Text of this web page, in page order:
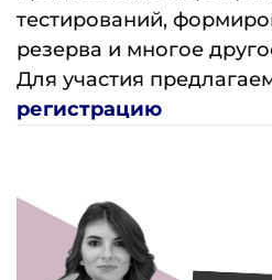
тестирований,
резерва и многое
Для участия
регистрацию